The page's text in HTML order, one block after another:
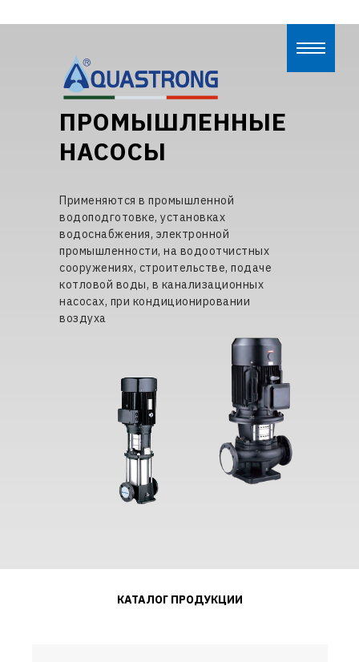
ПРОМЫШЛЕННЫЕ
НАСОСЫ
Применяются в промышленной
водоподготовке, установках
водоснабжения, электронной
промышленности, на водоотчистных
сооружениях, строительстве, подаче
котловой воды, в канализационных
насосах, при кондиционировании
воздуха
КАТАЛОГ ПРОДУКЦИИ